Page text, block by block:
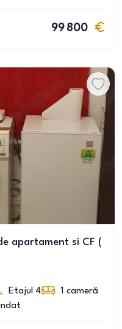
99 800
apartament si CF (
Etajul 4 1 cameră